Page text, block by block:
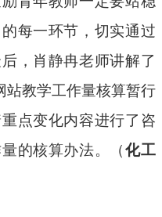
每一环节，切实通过
，肖静冉老师讲解了
站教学工作量核算暂行
点变化内容进行了咨
的核算办法。
（化工